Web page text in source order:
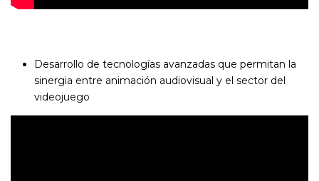
Desarrollo de tecnologías avanzadas que permitan la
sinergia entre animación audiovisual y el sector del
videojuego